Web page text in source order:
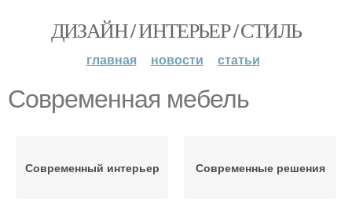
ДИЗАЙН / ИНТЕРЬЕР / СТИЛЬ
главная новости статьи
Современная мебель
Современный интерьер Современные решения